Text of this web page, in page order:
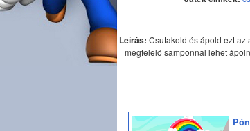
Leírás: Csutakold és ápold ezt az
megfelelő samponnal lehet